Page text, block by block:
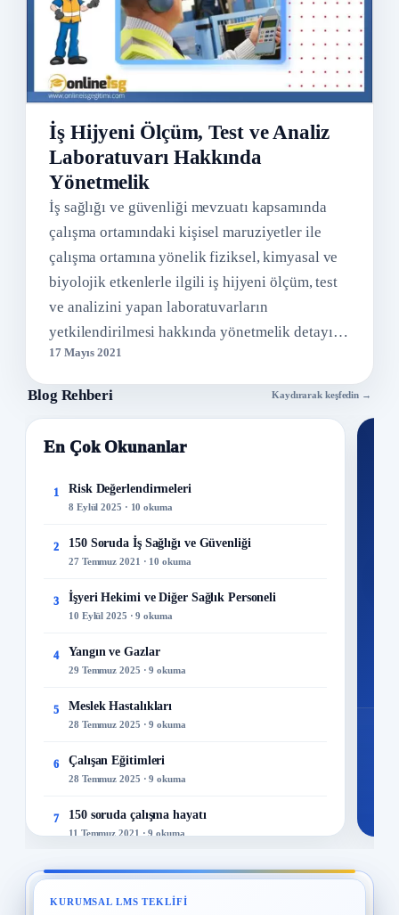
İş Hijyeni Ölçüm, Test ve Analiz
Laboratuvarı Hakkında
Yönetmelik
İş sağlığı ve güvenliği mevzuatı kapsamında
çalışma ortamındaki kişisel maruziyetler ile
çalışma ortamına yönelik fiziksel, kimyasal ve
biyolojik etkenlerle ilgili iş hijyeni ölçüm, test
ve analizini yapan laboratuvarların
yetkilendirilmesi hakkında yönetmelik detayı…
17 Mayıs 2021
Blog Rehberi Kaydırarak keşfedin →
En Çok Okunanlar
1 Risk Değerlendirmeleri
8 Eylül 2025 · 10 okuma
2 150 Soruda İş Sağlığı ve Güvenliği
27 Temmuz 2021 · 10 okuma
3 İşyeri Hekimi ve Diğer Sağlık Personeli
10 Eylül 2025 · 9 okuma
4 Yangın ve Gazlar
29 Temmuz 2025 · 9 okuma
5 Meslek Hastalıkları
28 Temmuz 2025 · 9 okuma
6 Çalışan Eğitimleri
28 Temmuz 2025 · 9 okuma
7 150 soruda çalışma hayatı
11 Temmuz 2021 · 9 okuma
8 İş Güvenliği Tarihi
KURUMSAL LMS TEKLIFI